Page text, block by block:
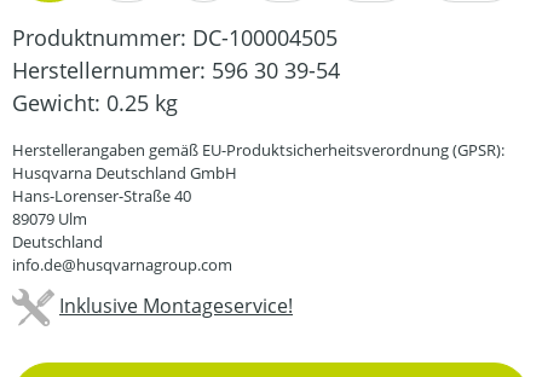
Produktnummer: DC-100004505
Herstellernummer: 596 30 39-54
Gewicht: 0.25 kg
Herstellerangaben gemäß EU-Produktsicherheitsverordnung (GPSR):
Husqvarna Deutschland GmbH
Hans-Lorenser-Straße 40
89079 Ulm
Deutschland
info.de@husqvarnagroup.com
Inklusive Montageservice!